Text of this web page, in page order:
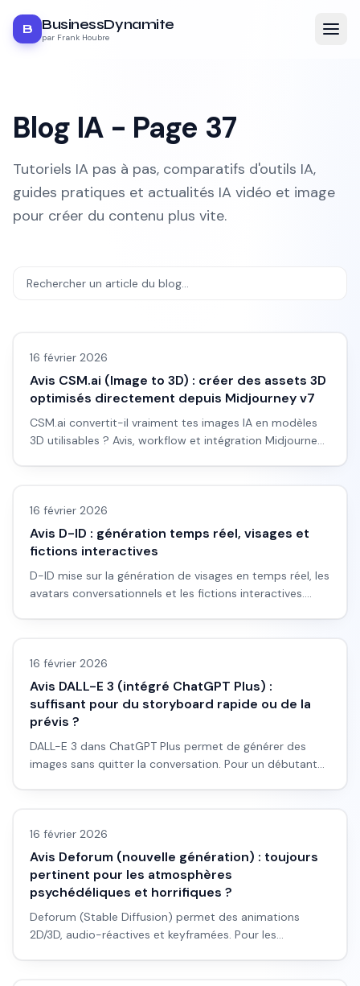
B BusinessDynamite
par Frank Houbre
Blog IA - Page 37
Tutoriels IA pas à pas, comparatifs d'outils IA,
guides pratiques et actualités IA vidéo et image
pour créer du contenu plus vite.
16 février 2026
Avis CSM.ai (Image to 3D) : créer des assets 3D
optimisés directement depuis Midjourney v7
CSM.ai convertit-il vraiment tes images IA en modèles
3D utilisables ? Avis, workflow et intégration Midjourney
Avis outils/services
16 février 2026
Avis D-ID : génération temps réel, visages et
fictions interactives
D-ID mise sur la génération de visages en temps réel, les
avatars conversationnels et les fictions interactives.
Avis outils/services
16 février 2026
Avis DALL-E 3 (intégré ChatGPT Plus) :
suffisant pour du storyboard rapide ou de la
prévis ?
DALL-E 3 dans ChatGPT Plus permet de générer des
images sans quitter la conversation. Pour un débutant
Avis outils/services
16 février 2026
Avis Deforum (nouvelle génération) : toujours
pertinent pour les atmosphères
psychédéliques et horrifiques ?
Deforum (Stable Diffusion) permet des animations
2D/3D, audio-réactives et keyframées. Pour les
Avis outils/services